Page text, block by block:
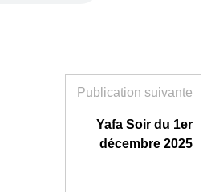
Publication suivante
Yafa Soir du 1er
décembre 2025